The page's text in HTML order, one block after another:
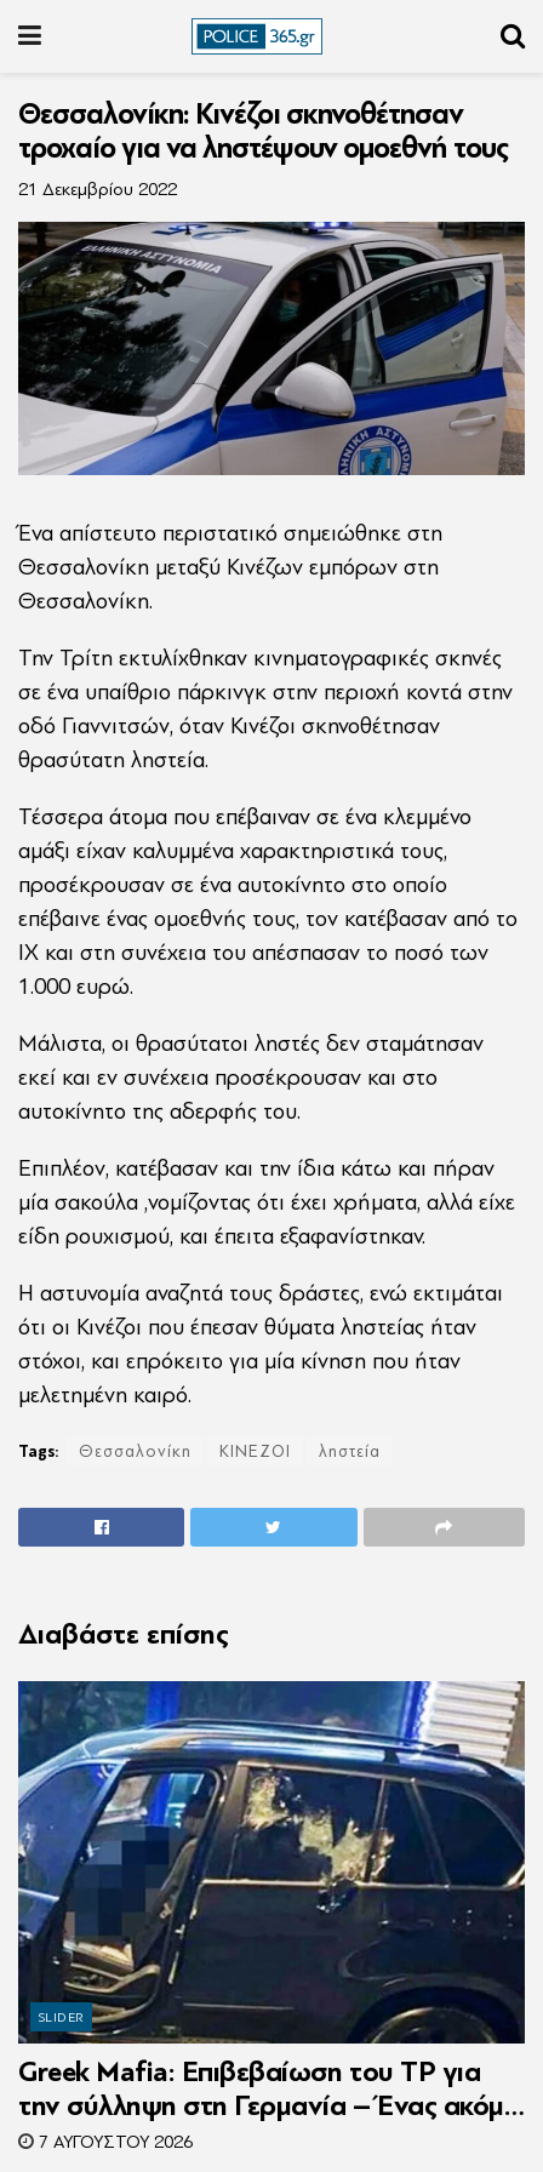
Θεσσαλονίκη: Κινέζοι σκηνοθέτησαν
τροχαίο για να ληστέψουν ομοεθνή τους
21 Δεκεμβρίου 2022
Ένα απίστευτο περιστατικό σημειώθηκε στη
Θεσσαλονίκη μεταξύ Κινέζων εμπόρων στη
Θεσσαλονίκη.
Την Τρίτη εκτυλίχθηκαν κινηματογραφικές σκηνές
σε ένα υπαίθριο πάρκινγκ στην περιοχή κοντά στην
οδό Γιαννιτσών, όταν Κινέζοι σκηνοθέτησαν
θρασύτατη ληστεία.
Τέσσερα άτομα που επέβαιναν σε ένα κλεμμένο
αμάξι είχαν καλυμμένα χαρακτηριστικά τους,
προσέκρουσαν σε ένα αυτοκίνητο στο οποίο
επέβαινε ένας ομοεθνής τους, τον κατέβασαν από το
ΙΧ και στη συνέχεια του απέσπασαν το ποσό των
1.000 ευρώ.
Μάλιστα, οι θρασύτατοι ληστές δεν σταμάτησαν
εκεί και εν συνέχεια προσέκρουσαν και στο
αυτοκίνητο της αδερφής του.
Επιπλέον, κατέβασαν και την ίδια κάτω και πήραν
μία σακούλα ,νομίζοντας ότι έχει χρήματα, αλλά είχε
είδη ρουχισμού, και έπειτα εξαφανίστηκαν.
Η αστυνομία αναζητά τους δράστες, ενώ εκτιμάται
ότι οι Κινέζοι που έπεσαν θύματα ληστείας ήταν
στόχοι, και επρόκειτο για μία κίνηση που ήταν
μελετημένη καιρό.
Tags: Θεσσαλονίκη ΚΙΝΕΖΟΙ ληστεία
Διαβάστε επίσης
SLIDER
Greek Mafia: Επιβεβαίωση τoυ ΤP για
την σύλληψη στη Γερμανία – Ένας ακόμη
κατηγορούμενος για τον θάνατο του
7 ΑΥΓΟΎΣΤΟΥ 2026